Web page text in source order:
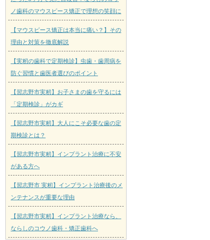
ノ歯科のマウスピース矯正で理想の笑顔に
【マウスピース矯正は本当に痛い？】その
理由と対策を徹底解説
【実籾の歯科で定期検診】虫歯・歯周病を
防ぐ習慣と歯医者選びのポイント
【習志野市実籾】お子さまの歯を守るには
「定期検診」がカギ
【習志野市実籾】大人にこそ必要な歯の定
期検診とは？
【習志野市実籾】インプラント治療に不安
がある方へ
【習志野市 実籾】インプラント治療後のメ
ンテナンスが重要な理由
【習志野市実籾】インプラント治療なら、
ならしのコウノ歯科・矯正歯科へ